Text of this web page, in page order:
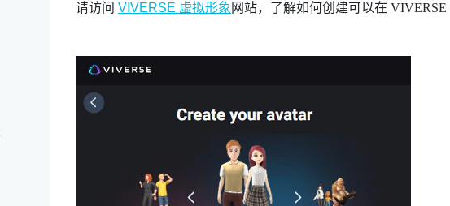
请访问 VIVERSE 虚拟形象 网站，了解如何创建可以在 VIVERSE